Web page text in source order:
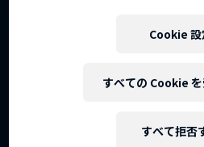
Cookie 設
すべて拒否
すべての Cookie